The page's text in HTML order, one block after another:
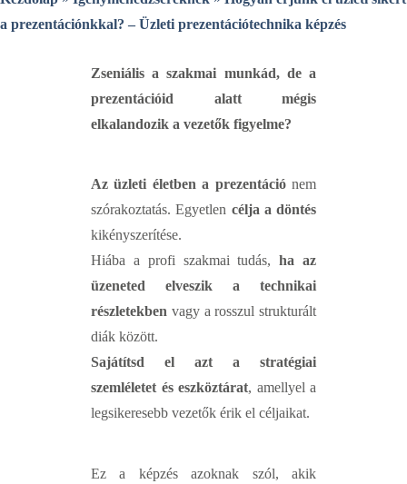
Tanácsadás
Business Analyst karrier
Projektmenedzser karrier
Blog
a prezentációnkkal? – Üzleti prezentációtechnika képzés
Zseniális a szakmai munkád, de a
prezentációid alatt mégis
elkalandozik a vezetők figyelme?
Az üzleti életben a prezentációnem
szórakoztatás. Egyetlen célja a döntés
kikényszerítése.
Hiába a profi szakmai tudás,ha az
üzeneted elveszik a technikai
részletekben vagy a rosszul strukturált
diák között.
Sajátítsd el azt a stratégiai
szemléletet és eszköztárat, amellyel a
legsikeresebb vezetők érik el céljaikat.
Ez a képzés azoknak szól, akik